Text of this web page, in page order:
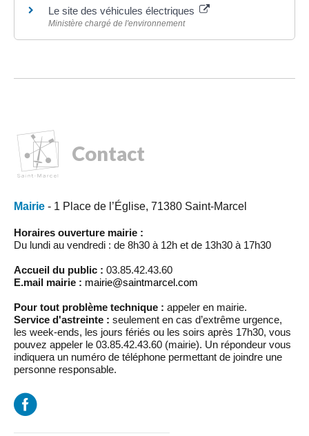
Le site des véhicules électriques
Ministère chargé de l'environnement
Contact
Mairie - 1 Place de l’Église, 71380 Saint-Marcel
Horaires ouverture mairie :
Du lundi au vendredi : de 8h30 à 12h et de 13h30 à 17h30
Accueil du public : 03.85.42.43.60
E.mail mairie : mairie@saintmarcel.com
Pour tout problème technique : appeler en mairie.
Service d'astreinte : seulement en cas d’extrême urgence,
les week-ends, les jours fériés ou les soirs après 17h30, vous
pouvez appeler le 03.85.42.43.60 (mairie). Un répondeur vous
indiquera un numéro de téléphone permettant de joindre une
personne responsable.